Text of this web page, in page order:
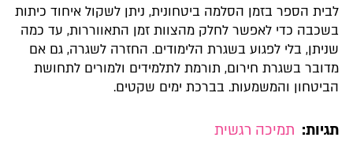
לבית הספר בזמן הסלמה ביטחונית, ניתן לשקול איחוד כיתות
בשכבה כדי לאפשר לחלק מהצוות זמן התאווררות, עד כמה
שניתן, בלי לפגוע בשגרת הלימודים. החזרה לשגרה, גם אם
מדובר בשגרת חירום, תורמת לתלמידים ולמורים לתחושת
הביטחון והמשמעות. בברכת ימים שקטים.
תגיות: תמיכה רגשית